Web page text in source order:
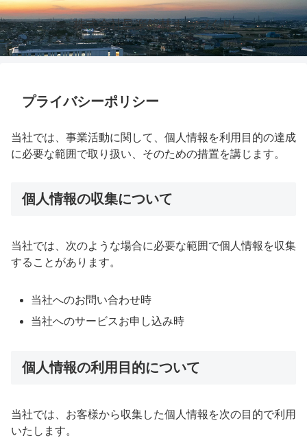
株式会社邑楽館林まちづくり
プライバシーポリシー
当社では、事業活動に関して、個人情報を利用目的の達成
に必要な範囲で取り扱い、そのための措置を講じます。
個人情報の収集について
当社では、次のような場合に必要な範囲で個人情報を収集
することがあります。
当社へのお問い合わせ時
当社へのサービスお申し込み時
個人情報の利用目的について
当社では、お客様から収集した個人情報を次の目的で利用
いたします。